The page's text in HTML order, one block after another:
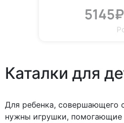
5145₽
Каталки для
Для ребенка, совершающего
нужны игрушки, помогающие